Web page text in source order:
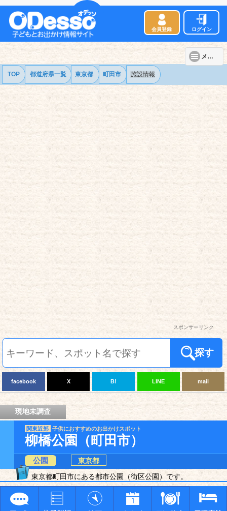
会員登録 ログイン
メニュー
TOP 都道府県一覧 東京都 町田市 施設情報
スポンサーリンク
探す
facebook X B! LINE mail
現地未調査
関東近郊 子供におすすめのお出かけスポット
柳橋公園（町田市）
公園
東京都
東京都町田市にある都市公園（街区公園）です。